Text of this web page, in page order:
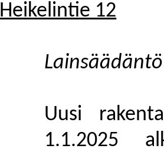
Heikelintie 12
Lainsäädäntö
Uusi
1.1.2025